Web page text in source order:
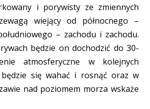
i porywisty ze zmiennych
wiejący od północnego –
– zachodu i zachodu.
będzie on dochodzić do 30-
atmosferyczne w kolejnych
się wahać i rosnąć oraz w
nad poziomem morza wskaże